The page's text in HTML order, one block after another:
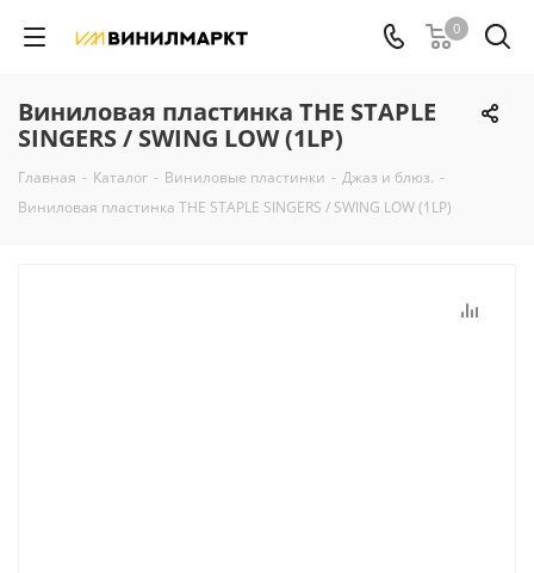
0
Виниловая пластинка THE STAPLE
SINGERS / SWING LOW (1LP)
Главная - Каталог - Виниловые пластинки - Джаз и блюз. -
Виниловая пластинка THE STAPLE SINGERS / SWING LOW (1LP)